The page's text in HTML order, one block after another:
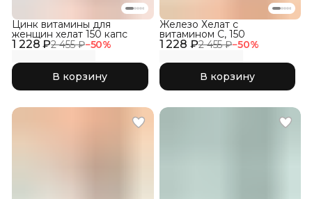
1 228 ₽2 455 ₽−50%
Цинк витамины для
женщин хелат 150 капс
В корзину
1 228 ₽2 455 ₽−50%
Железо Хелат с
витамином С, 150
В корзину